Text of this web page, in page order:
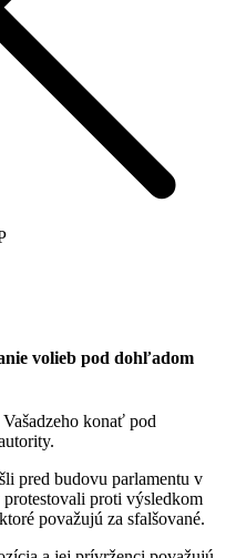
volieb pod dohľadom
konať pod
pred budovu parlamentu v
proti výsledkom
považujú za sfalšované.